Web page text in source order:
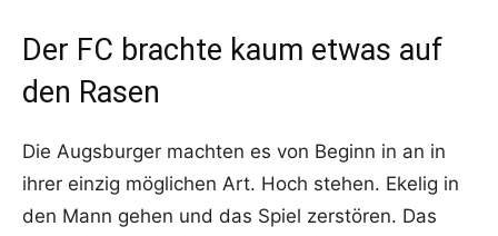
Der FC brachte kaum etwas auf
den Rasen
Die Augsburger machten es von Beginn in an in
ihrer einzig möglichen Art. Hoch stehen. Ekelig in
den Mann gehen und das Spiel zerstören. Das